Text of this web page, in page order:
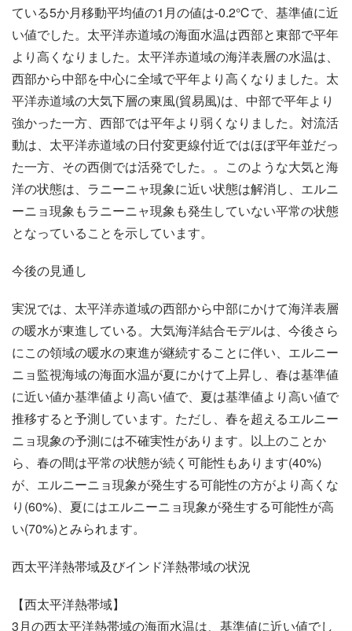
ている5か月移動平均値の1月の値は-0.2℃で、基準値に近
い値でした。太平洋赤道域の海面水温は西部と東部で平年
より高くなりました。太平洋赤道域の海洋表層の水温は、
西部から中部を中心に全域で平年より高くなりました。太
平洋赤道域の大気下層の東風(貿易風)は、中部で平年より
強かった一方、西部では平年より弱くなりました。対流活
動は、太平洋赤道域の日付変更線付近ではほぼ平年並だっ
た一方、その西側では活発でした。。このような大気と海
洋の状態は、ラニーニャ現象に近い状態は解消し、エルニ
ーニョ現象もラニーニャ現象も発生していない平常の状態
となっていることを示しています。
今後の見通し
実況では、太平洋赤道域の西部から中部にかけて海洋表層
の暖水が東進している。大気海洋結合モデルは、今後さら
にこの領域の暖水の東進が継続することに伴い、エルニー
ニョ監視海域の海面水温が夏にかけて上昇し、春は基準値
に近い値か基準値より高い値で、夏は基準値より高い値で
推移すると予測しています。ただし、春を超えるエルニー
ニョ現象の予測には不確実性があります。以上のことか
ら、春の間は平常の状態が続く可能性もあります(40%)
が、エルニーニョ現象が発生する可能性の方がより高くな
り(60%)、夏にはエルニーニョ現象が発生する可能性が高
い(70%)とみられます。
西太平洋熱帯域及びインド洋熱帯域の状況
【西太平洋熱帯域】
3月の西太平洋熱帯域の海面水温は、基準値に近い値でし